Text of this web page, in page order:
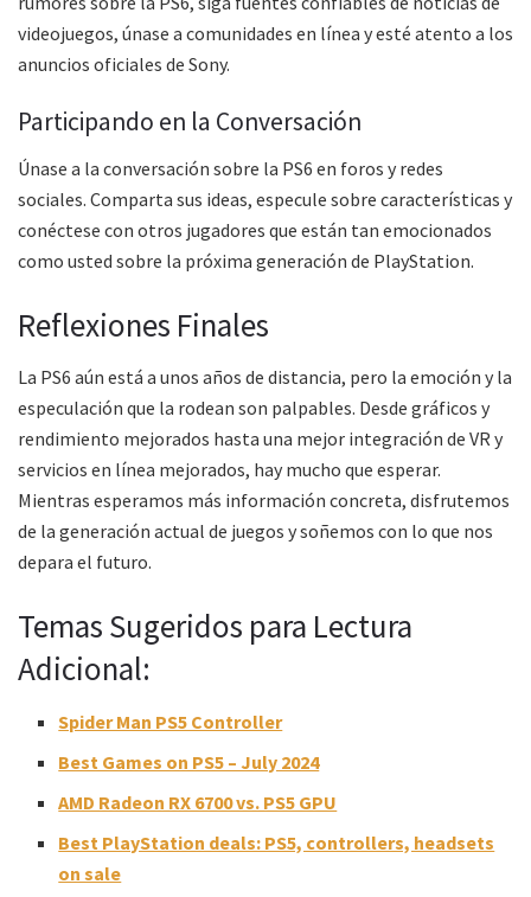
videojuegos, únase a comunidades en línea y esté atento a los
anuncios oficiales de Sony.
Participando en la Conversación
Únase a la conversación sobre la PS6 en foros y redes
sociales. Comparta sus ideas, especule sobre características y
conéctese con otros jugadores que están tan emocionados
como usted sobre la próxima generación de PlayStation.
Reflexiones Finales
La PS6 aún está a unos años de distancia, pero la emoción y la
especulación que la rodean son palpables. Desde gráficos y
rendimiento mejorados hasta una mejor integración de VR y
servicios en línea mejorados, hay mucho que esperar.
Mientras esperamos más información concreta, disfrutemos
de la generación actual de juegos y soñemos con lo que nos
depara el futuro.
Temas Sugeridos para Lectura
Adicional:
Spider Man PS5 Controller
Best Games on PS5 – July 2024
AMD Radeon RX 6700 vs. PS5 GPU
Best PlayStation deals: PS5, controllers, headsets
on sale